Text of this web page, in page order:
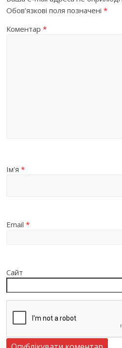
Обов’язкові поля позначені*
Коментар*
Ім'я*
Email*
Сайт